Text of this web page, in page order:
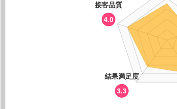
結果満足度
3.3
接客品質
4.0